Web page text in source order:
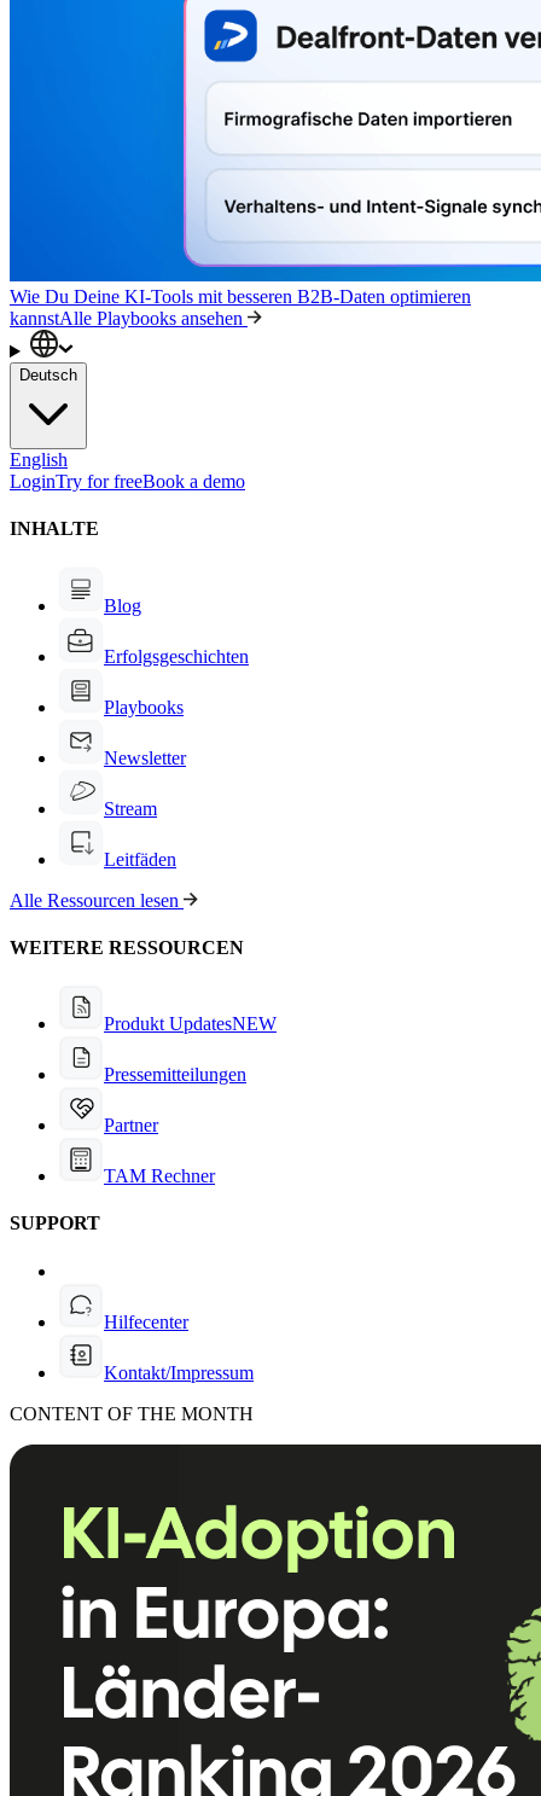
Wie Du Deine KI-Tools mit besseren B2B-Daten optimieren
kannstAlle Playbooks ansehen
Deutsch
English
LoginTry for freeBook a demo
INHALTE
Blog
Erfolgsgeschichten
Playbooks
Newsletter
Stream
Leitfäden
Alle Ressourcen lesen
WEITERE RESSOURCEN
Produkt UpdatesNEW
Pressemitteilungen
Partner
TAM Rechner
SUPPORT
Hilfecenter
Kontakt/Impressum
CONTENT OF THE MONTH